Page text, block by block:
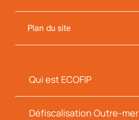
Plan du site
Qui est ECOFIP
Défiscalisation Outre-mer